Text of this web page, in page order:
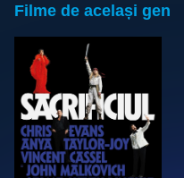
Filme de același gen